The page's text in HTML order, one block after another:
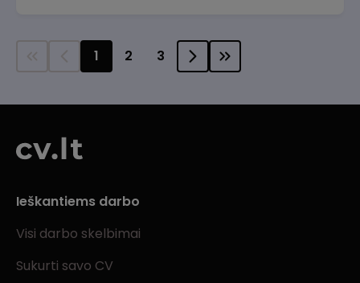
1 2 3
Ieškantiems darbo
Visi darbo skelbimai
Sukurti savo CV